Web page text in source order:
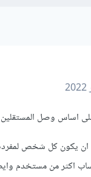
اساس وصل
ان يكون كل شخص
اكثر من مستخدم